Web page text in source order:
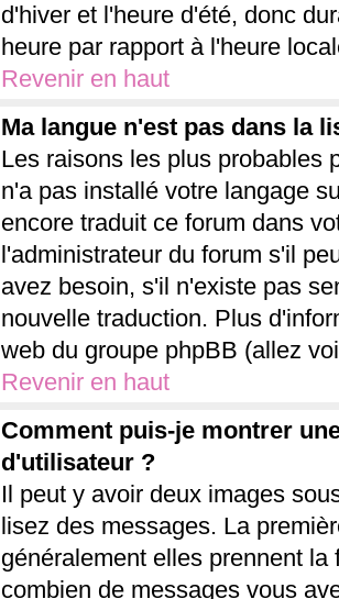
d'hiver et l'heure d'été, donc
heure par rapport à l'heure
Revenir en haut
Ma langue n'est pas dans la
Les raisons les plus probables
n'a pas installé votre langage
encore traduit ce forum dans
l'administrateur du forum s'il
avez besoin, s'il n'existe pas
nouvelle traduction. Plus
web du groupe phpBB (allez
Revenir en haut
Comment puis-je montrer
d'utilisateur ?
Il peut y avoir deux images
lisez des messages. La
généralement elles prennent
combien de messages vous